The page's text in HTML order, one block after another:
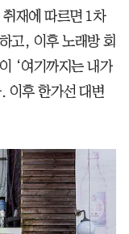
재에 따르면 1차
고, 이후 노래방 회
‘여기까지는 내가
이후 한가선 대변